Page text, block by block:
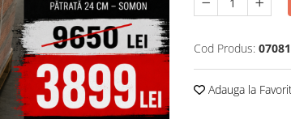
Cod Produs:
Adauga la